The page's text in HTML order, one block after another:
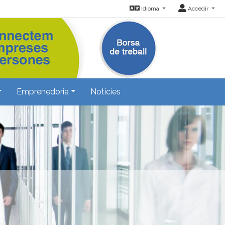
Idioma Accedir
Emprenedoria Notícies